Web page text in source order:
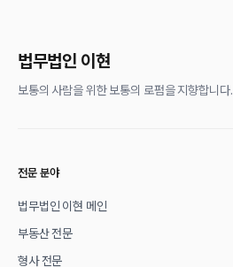
법무법인 이현
보통의 사람을 위한 보통의 로펌을 지향합니다.
전문 분야
법무법인 이현 메인
부동산 전문
형사 전문